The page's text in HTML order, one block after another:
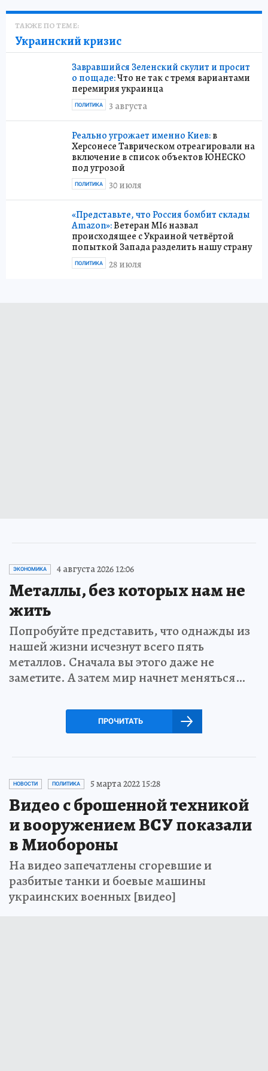
ТАКЖЕ ПО ТЕМЕ:
Украинский кризис
Завравшийся Зеленский скулит и просит
о пощаде:Что не так с тремя вариантами
перемирия украинца
3 августа
ПОЛИТИКА
Реально угрожает именно Киев:в
Херсонесе Таврическом отреагировали на
включение в список объектов ЮНЕСКО
под угрозой
30 июля
ПОЛИТИКА
«Представьте, что Россия бомбит склады
Amazon»:Ветеран MI6 назвал
происходящее с Украиной четвёртой
попыткой Запада разделить нашу страну
28 июля
ПОЛИТИКА
ЭКОНОМИКА 4 августа 2026 12:06
Металлы, без которых нам не
жить
Попробуйте представить, что однажды из
нашей жизни исчезнут всего пять
металлов. Сначала вы этого даже не
заметите. А затем мир начнет меняться…
ПРОЧИТАТЬ
НОВОСТИ ПОЛИТИКА 5 марта 2022 15:28
Видео с брошенной техникой
и вооружением ВСУ показали
в Миобороны
На видео запечатлены сгоревшие и
разбитые танки и боевые машины
украинских военных [видео]